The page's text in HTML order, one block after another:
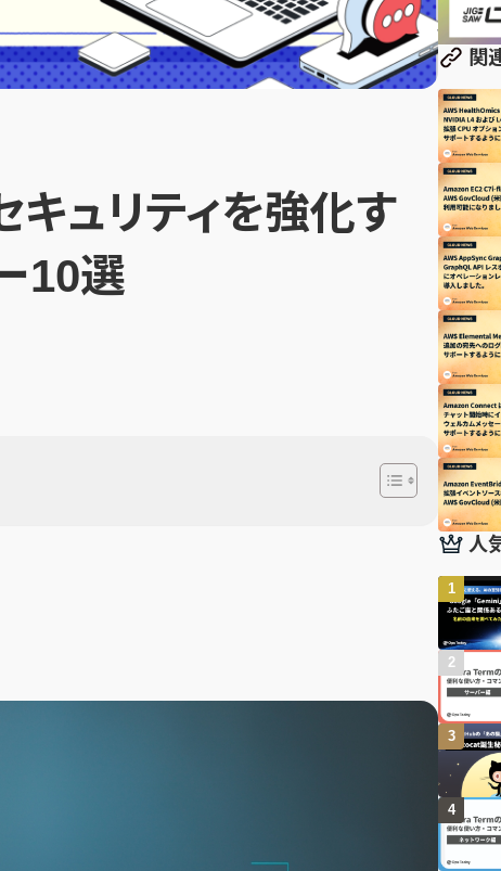
ュリティを強化す
10選
関
人